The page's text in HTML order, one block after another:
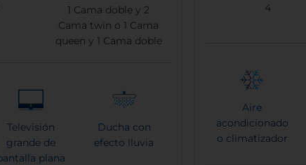
1 Cama doble y 2
Cama twin o1 Cama
queen y 1 Cama doble
Televisión
grande de
plana
Ducha con
efecto lluvia
4
Aire
acondicionado
o climatizador